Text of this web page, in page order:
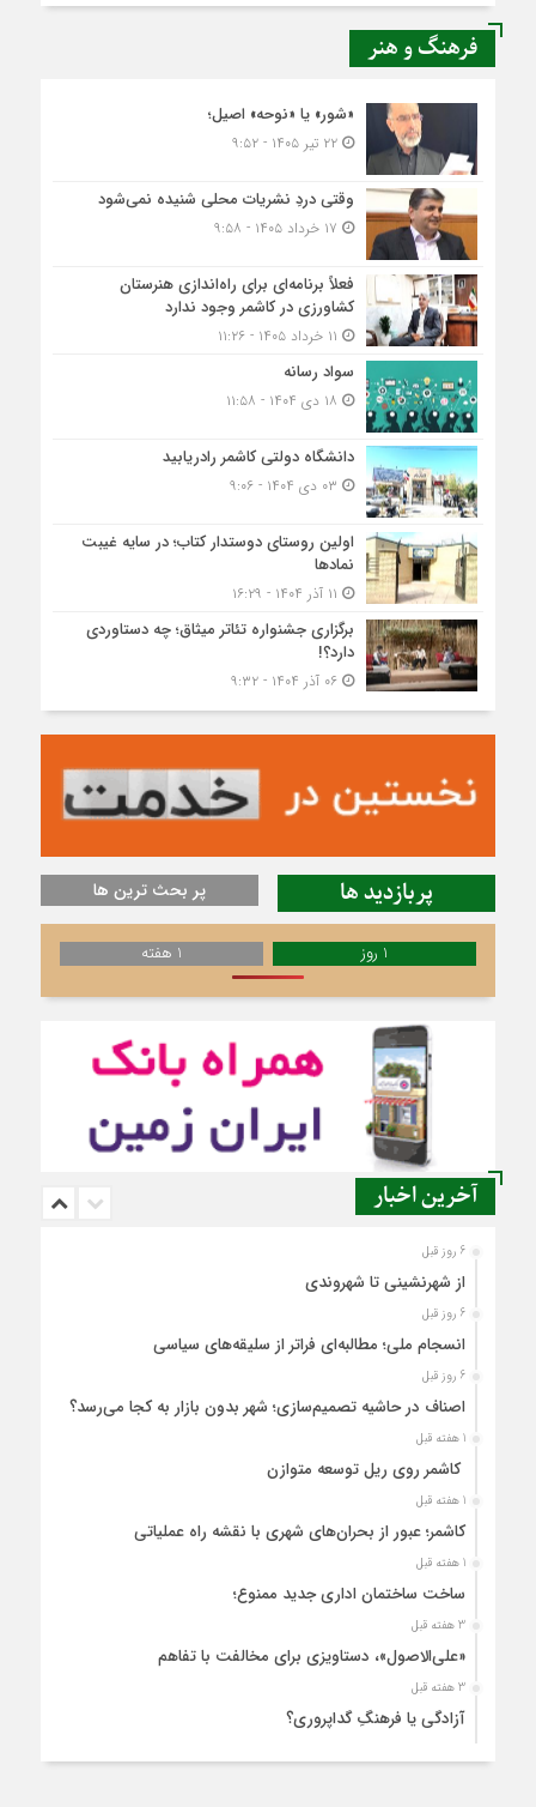
فرهنگ و هنر
«شور» یا «نوحه» اصیل؛
۲۲ تیر ۱۴۰۵ - ۹:۵۲
وقتی دردِ نشریات محلی شنیده نمی‌شود
فعلاً برنامه‌ای برای راه‌اندازی هنرستان
کشاورزی در کاشمر وجود ندارد
سواد رسانه
دانشگاه دولتی کاشمر‌ رادریابید
اولین روستای دوستدار کتاب؛ در سایه غیبت
نمادها
برگزاری جشنواره تئاتر میثاق؛ چه دستاوردی
دارد؟!
۰۶ آذر ۱۴۰۴ - ۹:۳۲
پربازدید ها پر بحث ترین ها
1 روز 1 هفته
آخرین اخبار
6 روز قبل
از شهرنشینی تا شهروندی
6 روز قبل
انسجام ملی؛ مطالبه‌ای فراتر از سلیقه‌های سیاسی
6 روز قبل
اصناف در حاشیه تصمیم‌سازی؛ شهر بدون بازار به کجا می‌رسد؟
1 هفته قبل
کاشمر روی ریل توسعه متوازن
1 هفته قبل
کاشمر؛ عبور از بحران‌های شهری با نقشه راه عملیاتی
1 هفته قبل
ساخت ساختمان اداری جدید ممنوع؛
3 هفته قبل
«علی‌الاصول»، دستاویزی برای مخالفت با تفاهم
3 هفته قبل
آزادگی یا فرهنگِ گداپروری؟